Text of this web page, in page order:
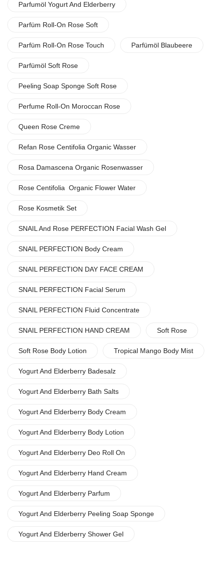
Parfumöl Yogurt And Elderberry
Parfüm Roll-On Rose Soft
Parfüm Roll-On Rose Touch Parfümöl Blaubeere
Parfümöl Soft Rose
Peeling Soap Sponge Soft Rose
Perfume Roll-On Moroccan Rose
Queen Rose Creme
Refan Rose Centifolia Organic Wasser
Rosa Damascena Organic Rosenwasser
Rose Centifolia Organic Flower Water
Rose Kosmetik Set
SNAIL And Rose PERFECTION Facial Wash Gel
SNAIL PERFECTION Body Cream
SNAIL PERFECTION DAY FACE CREAM
SNAIL PERFECTION Facial Serum
SNAIL PERFECTION Fluid Concentrate
SNAIL PERFECTION HAND CREAM Soft Rose
Soft Rose Body Lotion Tropical Mango Body Mist
Yogurt And Elderberry Badesalz
Yogurt And Elderberry Bath Salts
Yogurt And Elderberry Body Cream
Yogurt And Elderberry Body Lotion
Yogurt And Elderberry Deo Roll On
Yogurt And Elderberry Hand Cream
Yogurt And Elderberry Parfum
Yogurt And Elderberry Peeling Soap Sponge
Yogurt And Elderberry Shower Gel